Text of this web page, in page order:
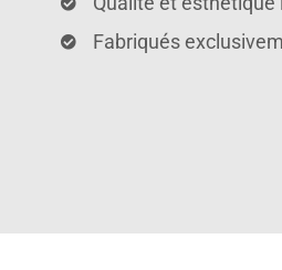
Fabriqués